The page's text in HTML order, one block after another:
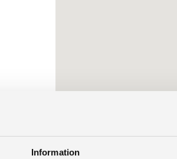
Information